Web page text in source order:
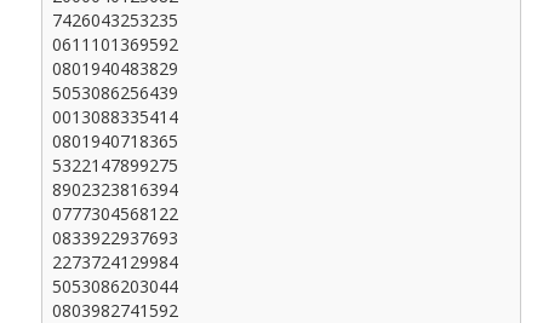
7426043253235
0611101369592
0801940483829
5053086256439
0013088335414
0801940718365
5322147899275
8902323816394
0777304568122
0833922937693
2273724129984
5053086203044
0803982741592